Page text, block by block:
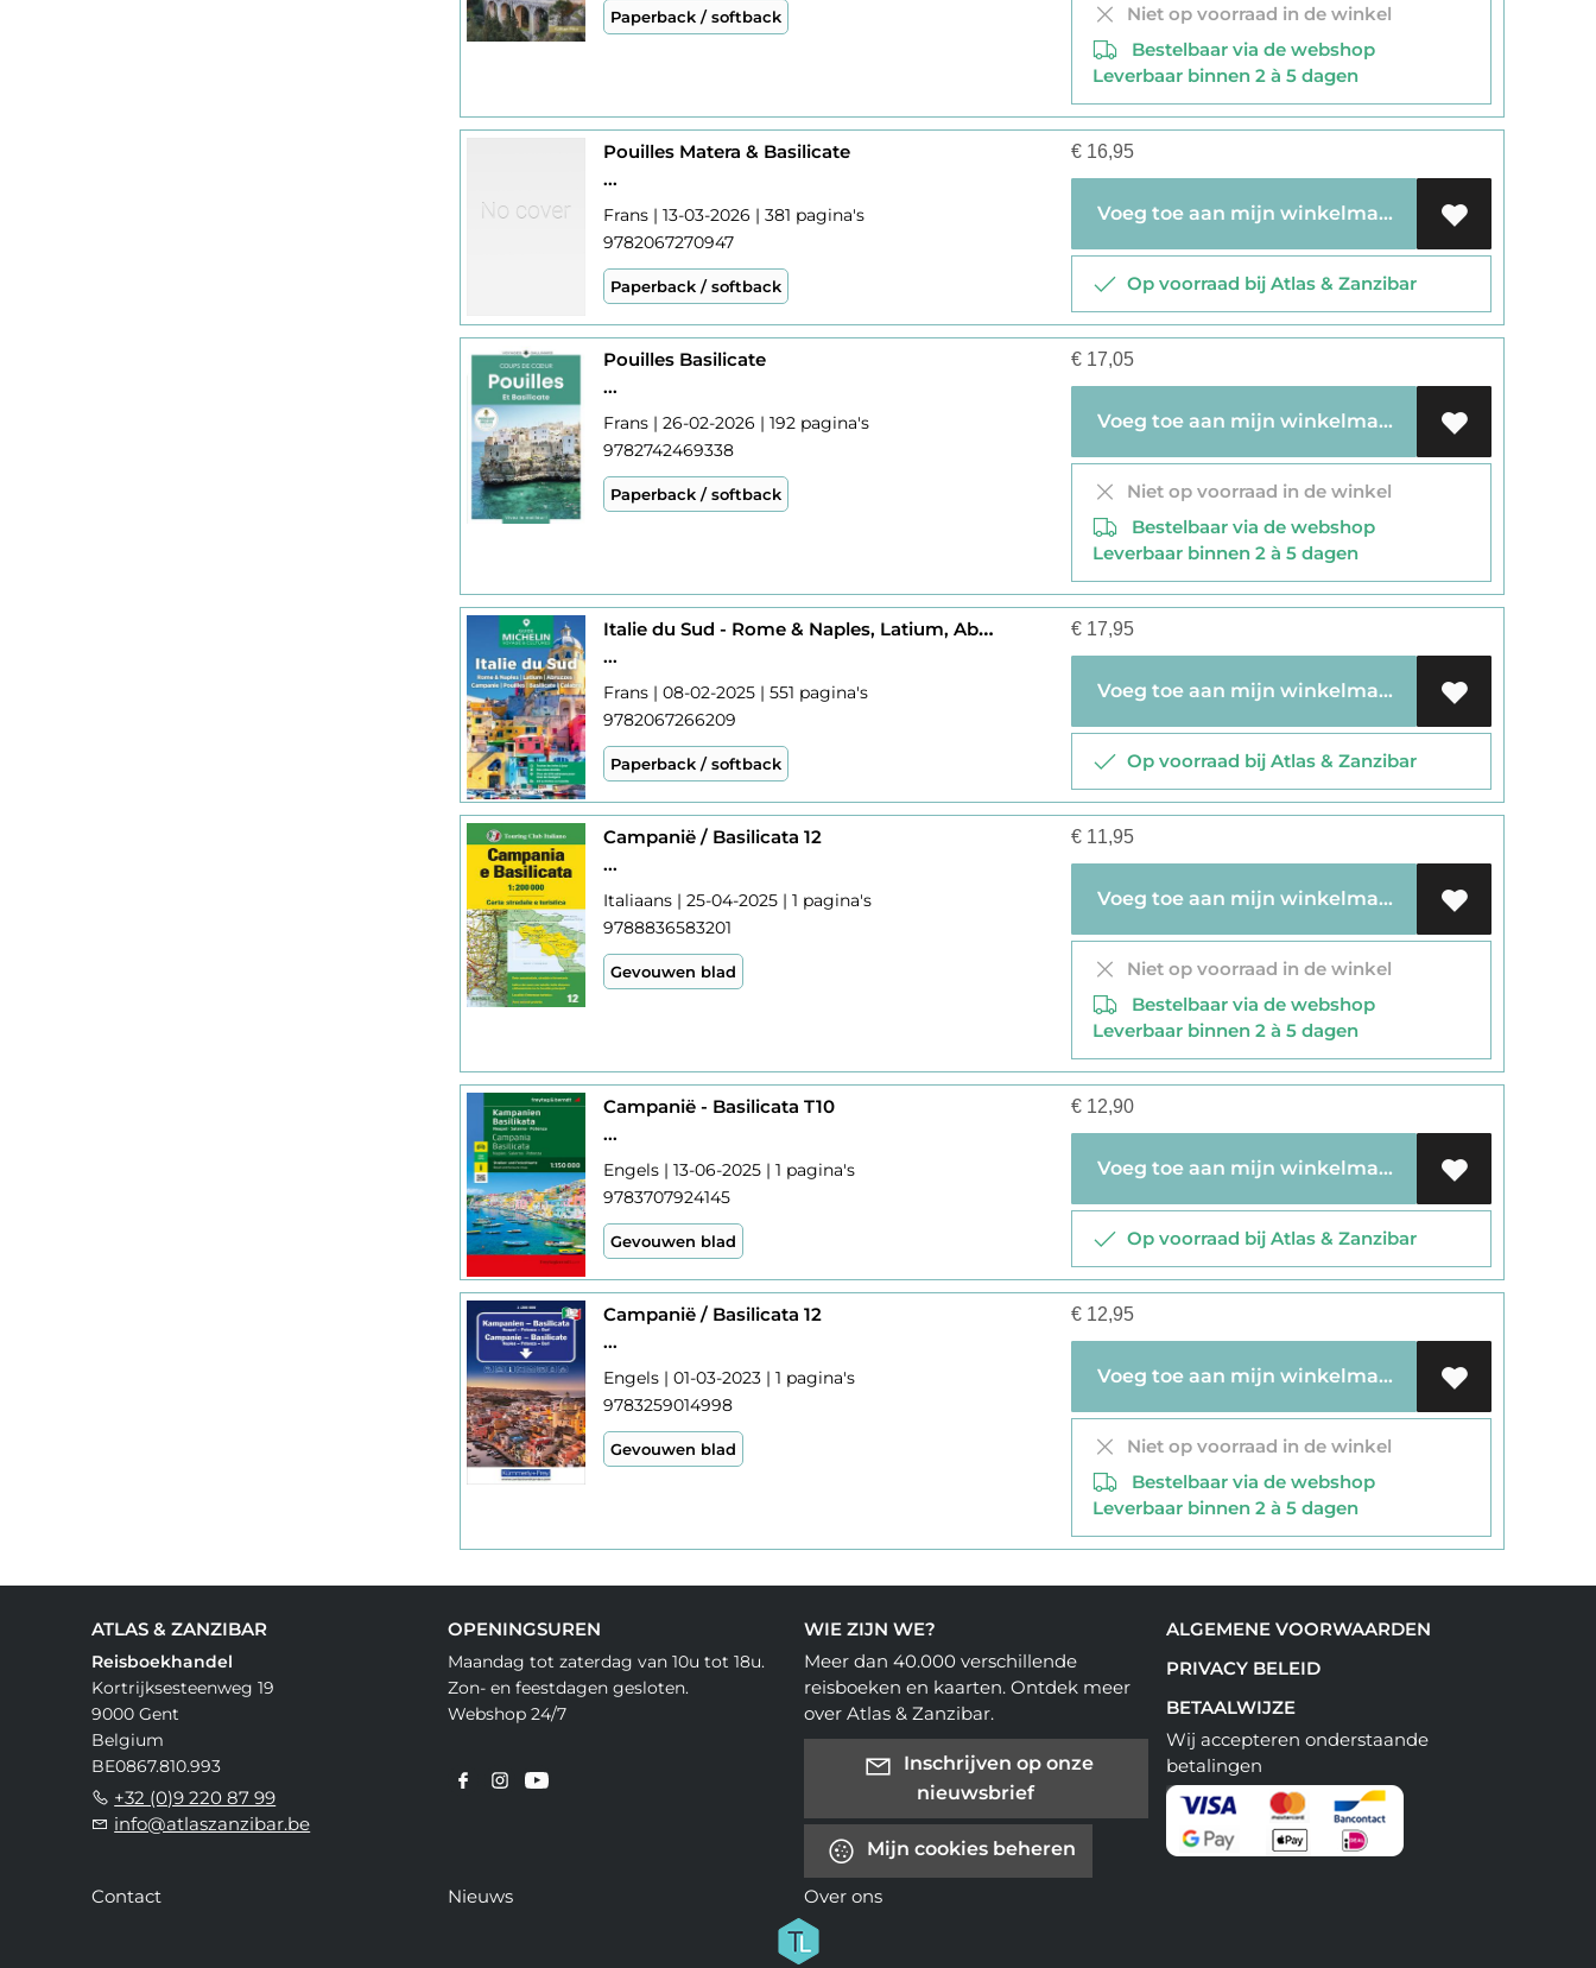
Paperback / softback
Niet op voorraad in de winkel
Bestelbaar via de webshop
Leverbaar binnen 2 à 5 dagen
Pouilles Matera & Basilicate
...
Frans | 13-03-2026 | 381 pagina's
9782067270947
Paperback / softback
€ 16,95
Voeg toe aan mijn winkelmandje
Op voorraad bij Atlas & Zanzibar
Pouilles Basilicate
...
Frans | 26-02-2026 | 192 pagina's
9782742469338
Paperback / softback
€ 17,05
Voeg toe aan mijn winkelmandje
Niet op voorraad in de winkel
Bestelbaar via de webshop
Leverbaar binnen 2 à 5 dagen
Italie du Sud - Rome & Naples, Latium, Abruzzes GVF
...
Frans | 08-02-2025 | 551 pagina's
9782067266209
Paperback / softback
€ 17,95
Voeg toe aan mijn winkelmandje
Op voorraad bij Atlas & Zanzibar
Campanië / Basilicata 12
...
Italiaans | 25-04-2025 | 1 pagina's
9788836583201
Gevouwen blad
€ 11,95
Voeg toe aan mijn winkelmandje
Niet op voorraad in de winkel
Bestelbaar via de webshop
Leverbaar binnen 2 à 5 dagen
Campanië - Basilicata T10
...
Engels | 13-06-2025 | 1 pagina's
9783707924145
Gevouwen blad
€ 12,90
Voeg toe aan mijn winkelmandje
Op voorraad bij Atlas & Zanzibar
Campanië / Basilicata 12
...
Engels | 01-03-2023 | 1 pagina's
9783259014998
Gevouwen blad
€ 12,95
Voeg toe aan mijn winkelmandje
Niet op voorraad in de winkel
Bestelbaar via de webshop
Leverbaar binnen 2 à 5 dagen
ATLAS & ZANZIBAR
Reisboekhandel
Kortrijksesteenweg 19
9000 Gent
Belgium
BE0867.810.993
+32 (0)9 220 87 99
info@atlaszanzibar.be
OPENINGSUREN
Maandag tot zaterdag van 10u tot 18u.
Zon- en feestdagen gesloten.
Webshop 24/7
WIE ZIJN WE?
Meer dan 40.000 verschillende
reisboeken en kaarten. Ontdek meer
over Atlas & Zanzibar.
Inschrijven op onze
nieuwsbrief
Mijn cookies beheren
ALGEMENE VOORWAARDEN
PRIVACY BELEID
BETAALWIJZE
Wij accepteren onderstaande
betalingen
Contact Nieuws Over ons